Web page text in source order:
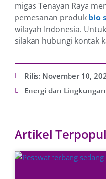
migas Tenayan Raya
pemesanan produk bio
wilayah Indonesia.
silakan hubungi kontak
Rilis: November 10,
Energi dan Lingkungan
Artikel